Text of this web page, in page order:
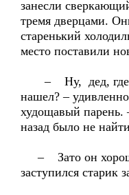
занесли
тремя дверцами.
старенький
место поставили
– Ну, дед, где
нашел? –
худощавый парень.
назад было не
– Зато он
заступился старик